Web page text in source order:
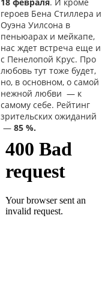
героев Бена Стиллера и
Оуэна Уилсона в
пеньюарах и мейкапе,
нас ждет встреча еще и
с Пенелопой Крус. Про
любовь тут тоже будет,
но, в основном, о самой
нежной любви — к
самому себе. Рейтинг
зрительских ожиданий
— 85 %.